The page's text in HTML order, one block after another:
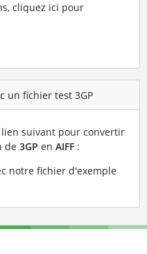
cliquez ici pour
un fichier test 3GP
lien suivant pour convertir
de 3GP en AIFF:
notre fichier d'exemple